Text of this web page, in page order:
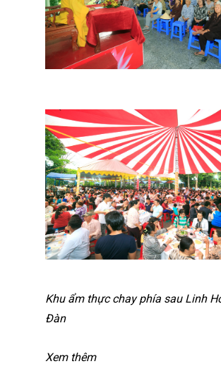
Khu ẩm thực chay phía sau Linh
Đàn
Xem thêm